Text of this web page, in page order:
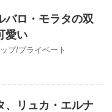
バロ・モラタの双
愛い
プ/プライベート
、リュカ・エルナ